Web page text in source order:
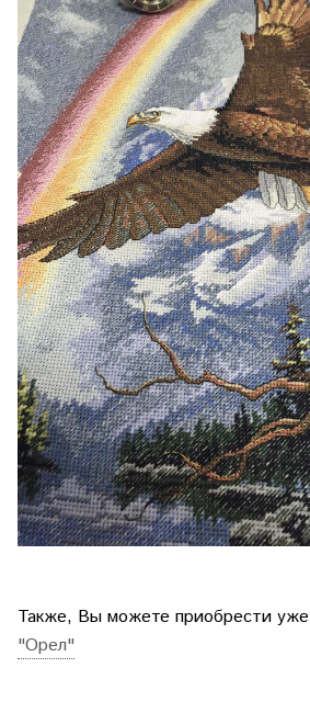
Также, Вы можете приобрести уже
"Орел"